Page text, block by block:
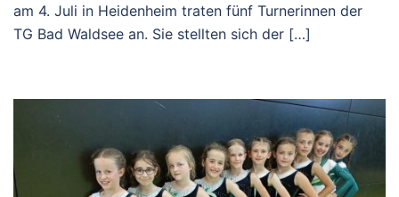
am 4. Juli in Heidenheim traten fünf Turnerinnen der
TG Bad Waldsee an. Sie stellten sich der […]